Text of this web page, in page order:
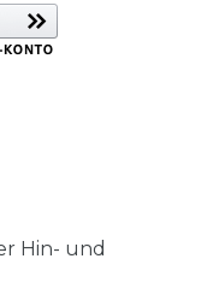
Hin- und